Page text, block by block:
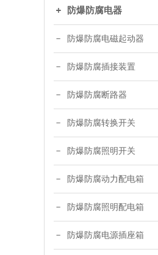
防爆防腐电器
防爆防腐电磁起动器
防爆防腐插接装置
防爆防腐断路器
防爆防腐转换开关
防爆防腐照明开关
防爆防腐动力配电箱
防爆防腐照明配电箱
防爆防腐电源插座箱